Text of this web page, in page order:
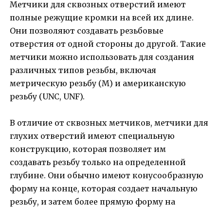
Метчики для сквозных отверстий имеют
полные режущие кромки на всей их длине.
Они позволяют создавать резьбовые
отверстия от одной стороны до другой. Такие
метчики можно использовать для создания
различных типов резьбы, включая
метрическую резьбу (М) и американскую
резьбу (UNC, UNF).
В отличие от сквозных метчиков, метчики для
глухих отверстий имеют специальную
конструкцию, которая позволяет им
создавать резьбу только на определенной
глубине. Они обычно имеют конусообразную
форму на конце, которая создает начальную
резьбу, и затем более прямую форму на